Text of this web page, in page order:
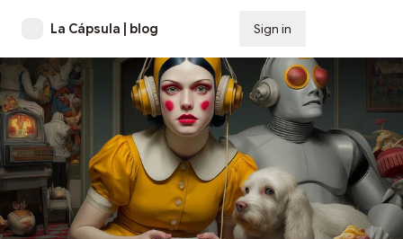
La Cápsula | blog Sign in